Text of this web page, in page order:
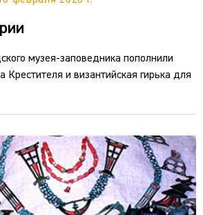
музея-заповедника пополнили
Крестителя и византийская гирька для